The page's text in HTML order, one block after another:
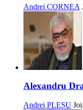
Andrei CORNEA
Alexandru
Andrei PLEȘU